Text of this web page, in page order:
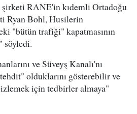
RANE'in kıdemli Ortadoğu
Ryan Bohl, Husilerin
"bütün trafiği" kapatmasının
söyledi.
ve Süveyş Kanalı'nı
olduklarını gösterebilir ve
için tedbirler almaya"